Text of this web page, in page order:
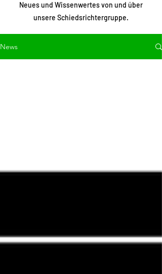
Neues und Wissenwertes von und über
unsere Schiedsrichtergruppe.
News